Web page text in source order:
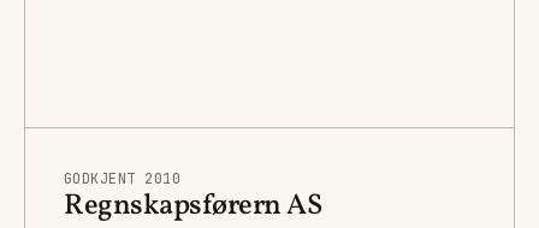
GODKJENT 2010
Regnskapsførern AS